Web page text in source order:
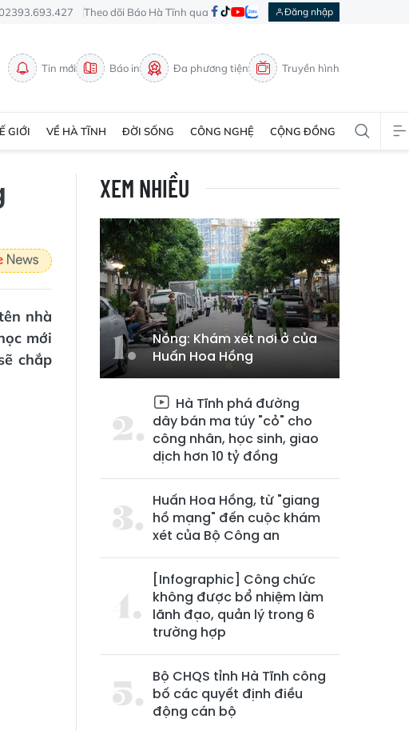
Theo dõi Báo Hà Tĩnh qua Đăng nhập
Tin mới Báo in Đa phương tiện Truyền hình
GIỚI VỀ HÀ TĨNH ĐỜI SỐNG CÔNG NGHỆ CỘNG ĐỒNG
nhà
mới
chắp
XEM NHIỀU
Nóng: Khám xét nơi ở của
Huấn Hoa Hồng
Hà Tĩnh phá đường
dây bán ma túy "cỏ" cho
công nhân, học sinh, giao
dịch hơn 10 tỷ đồng
Huấn Hoa Hồng, từ "giang
hồ mạng" đến cuộc khám
xét của Bộ Công an
[Infographic] Công chức
không được bổ nhiệm làm
lãnh đạo, quản lý trong 6
trường hợp
Bộ CHQS tỉnh Hà Tĩnh công
bố các quyết định điều
động cán bộ